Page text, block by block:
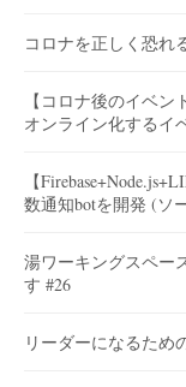
コロナを正しく恐れ
【コロナ後のイベ
オンライン化するイ
【
数通知botを開発 (ソ
湯ワーキングスペー
す #26
リーダーになるため